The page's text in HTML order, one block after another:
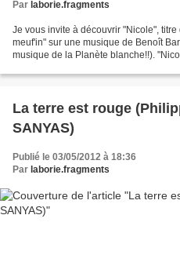
Par laborie.fragments
Je vous invite à découvrir "Nicole",
meuf'in" sur une musique de Benoît
musique de la Planète blanche!!).
La terre est rouge
SANYAS)
Publié le 03/05/2012 à 18:36
Par laborie.fragments